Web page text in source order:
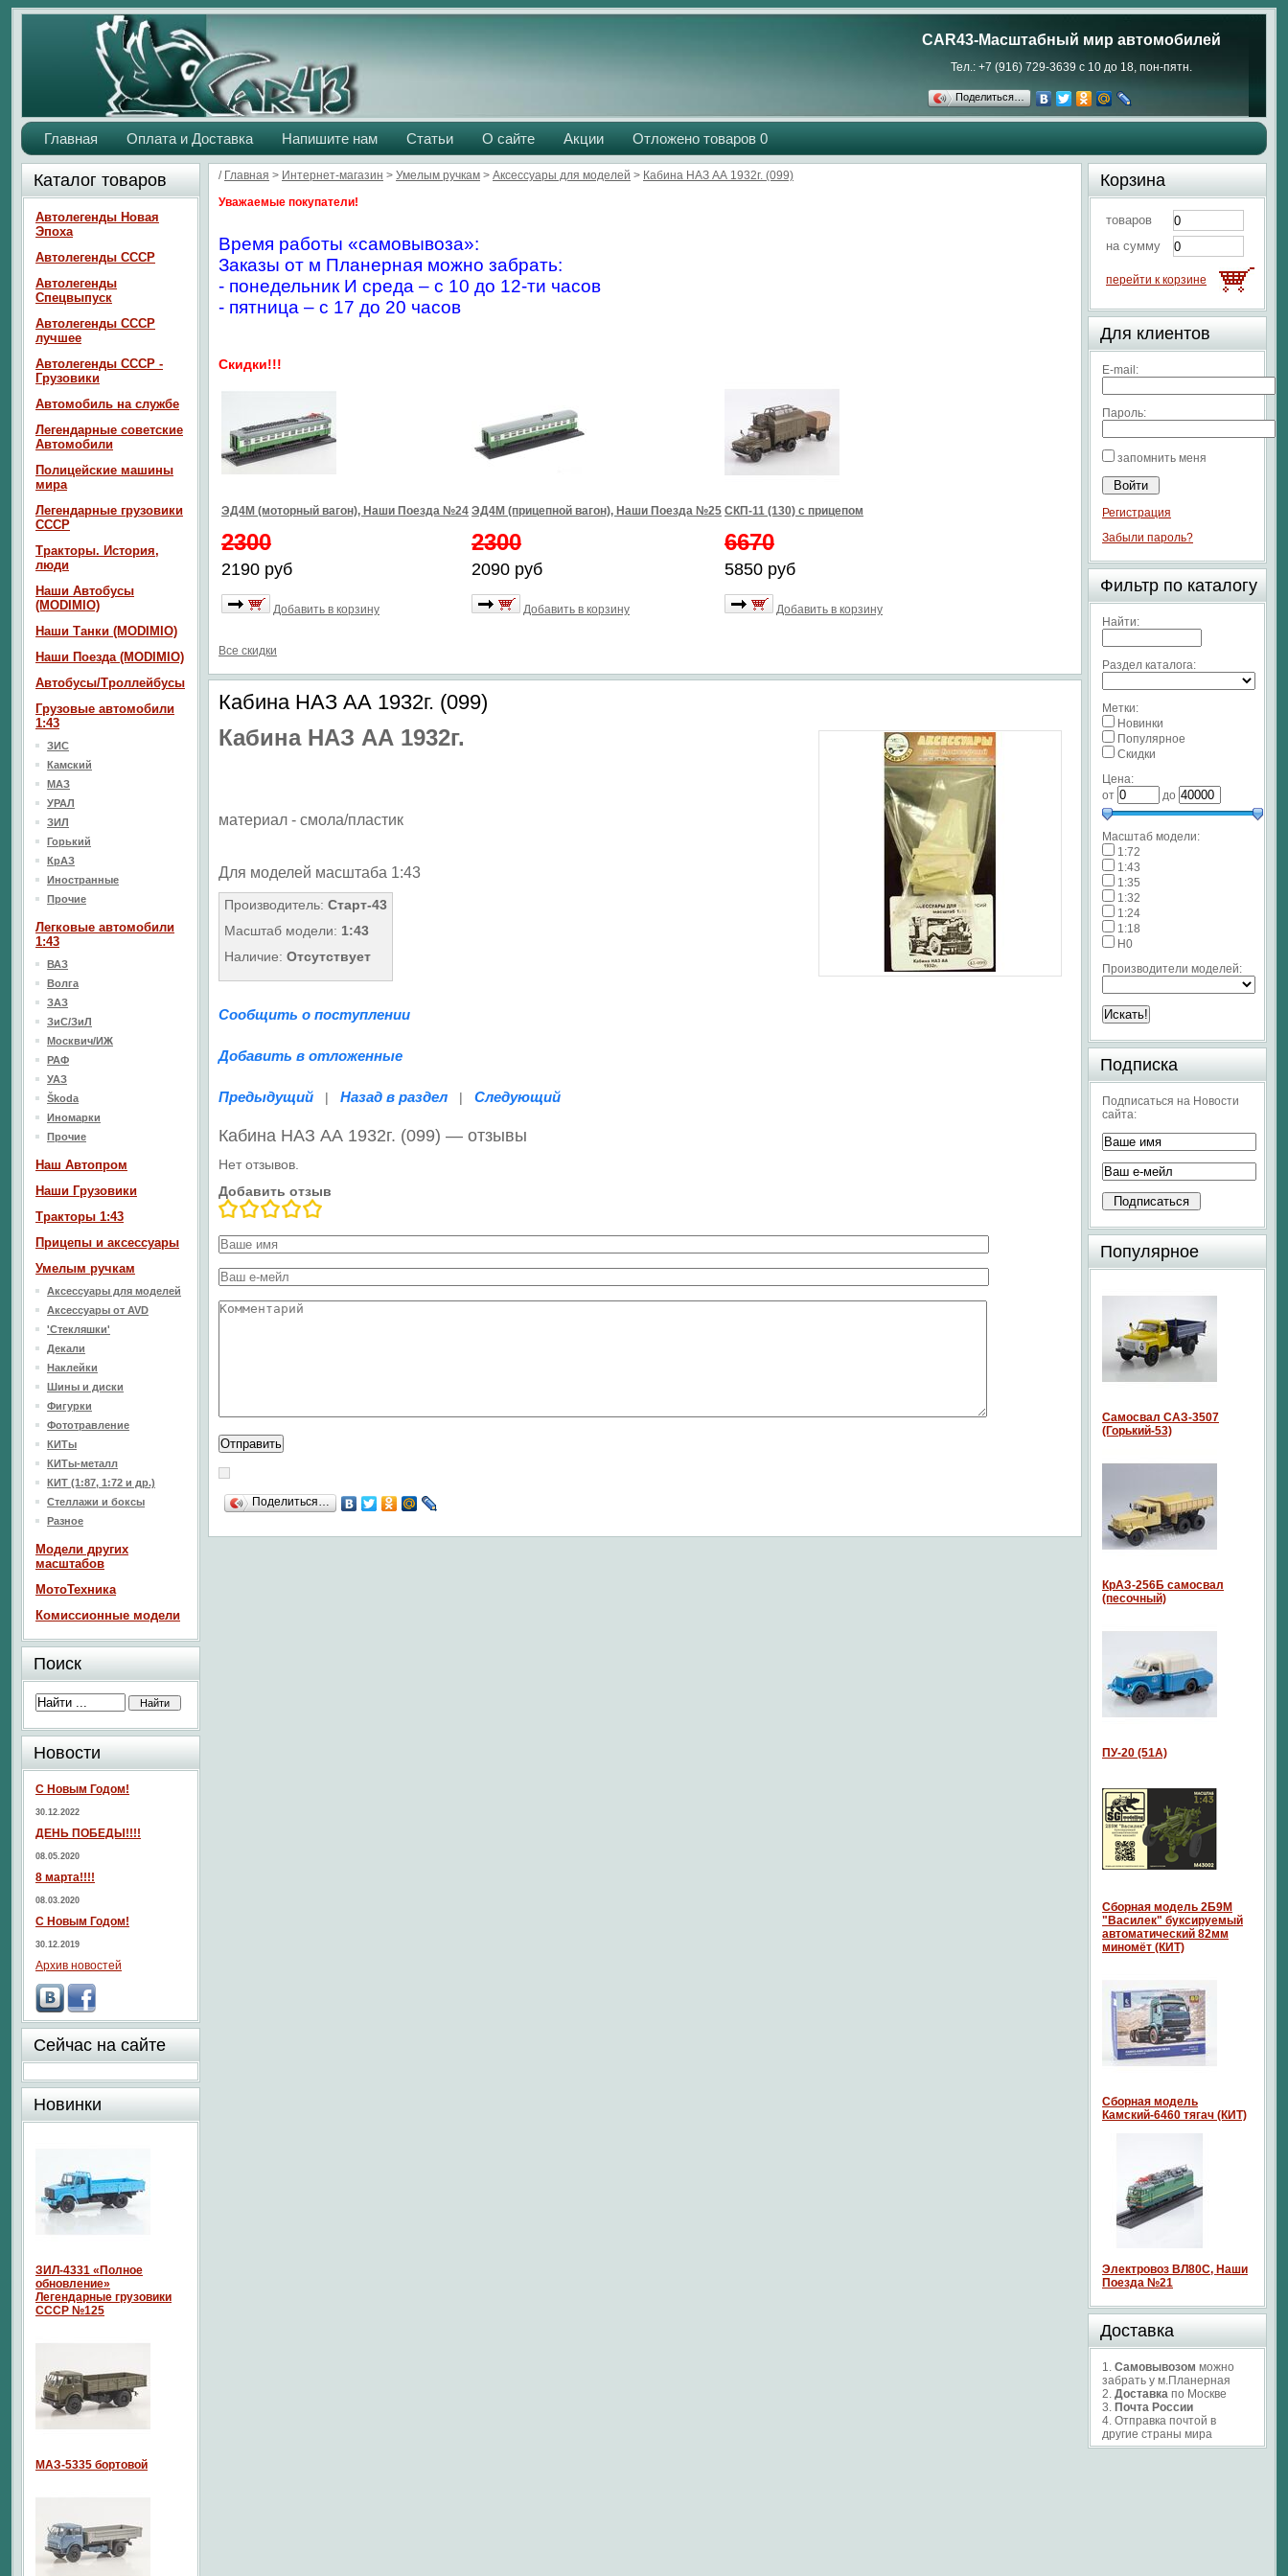
CAR43-Масштабный мир автомобилей
Тел.: +7 (916) 729-3639 с 10 до 18, пон-пятн.
Поделиться…
Главная Оплата и Доставка Напишите нам Статьи О сайте Акции Отложено товаров 0
/ Главная > Интернет-магазин > Умелым ручкам > Аксессуары для моделей > Кабина НАЗ АА 1932г. (099)
Уважаемые покупатели!
Время работы «самовывоза»:
Заказы от м Планерная можно забрать:
- понедельник И среда – с 10 до 12-ти часов
- пятница – с 17 до 20 часов
Скидки!!!
ЭД4М (моторный вагон), Наши Поезда №24
2300
2190 руб
Добавить в корзину
ЭД4М (прицепной вагон), Наши Поезда №25
2300
2090 руб
Добавить в корзину
СКП-11 (130) с прицепом
6670
5850 руб
Добавить в корзину
Все скидки
Кабина НАЗ АА 1932г. (099)
Кабина НАЗ АА 1932г.
материал - смола/пластик
Для моделей масштаба 1:43
Производитель: Старт-43
Масштаб модели: 1:43
Наличие: Отсутствует
Сообщить о поступлении
Добавить в отложенные
Предыдущий | Назад в раздел | Следующий
Кабина НАЗ АА 1932г. (099) — отзывы
Нет отзывов.
Добавить отзыв
Поделиться…
Каталог товаров
Автолегенды Новая
Эпоха
Автолегенды СССР
Автолегенды
Спецвыпуск
Автолегенды СССР
лучшее
Автолегенды СССР -
Грузовики
Автомобиль на службе
Легендарные советские
Автомобили
Полицейские машины
мира
Легендарные грузовики
СССР
Тракторы. История,
люди
Наши Автобусы
(MODIMIO)
Наши Танки (MODIMIO)
Наши Поезда (MODIMIO)
Автобусы/Троллейбусы
Грузовые автомобили
1:43
ЗИС
Камский
МАЗ
УРАЛ
ЗИЛ
Горький
КрАЗ
Иностранные
Прочие
Легковые автомобили
1:43
ВАЗ
Волга
ЗАЗ
ЗиС/ЗиЛ
Москвич/ИЖ
РАФ
УАЗ
Škoda
Иномарки
Прочие
Наш Aвтопром
Наши Грузовики
Тракторы 1:43
Прицепы и аксессуары
Умелым ручкам
Аксессуары для моделей
Аксессуары от AVD
'Стекляшки'
Декали
Наклейки
Шины и диски
Фигурки
Фототравление
КИТы
КИТы-металл
КИТ (1:87, 1:72 и др.)
Стеллажи и боксы
Разное
Модели других
масштабов
МотоТехника
Комиссионные модели
Поиск
Новости
С Новым Годом!
30.12.2022
ДЕНЬ ПОБЕДЫ!!!!
08.05.2020
8 марта!!!!
08.03.2020
С Новым Годом!
30.12.2019
Архив новостей
Сейчас на сайте
Новинки
ЗИЛ-4331 «Полное
обновление»
Легендарные грузовики
СССР №125
МАЗ-5335 бортовой
Корзина
товаров
на сумму
перейти к корзине
Для клиентов
E-mail:
Пароль:
запомнить меня
Регистрация
Забыли пароль?
Фильтр по каталогу
Найти:
Раздел каталога:
Метки:
Новинки
Популярное
Скидки
Цена:
от
до
Масштаб модели:
1:72
1:43
1:35
1:32
1:24
1:18
H0
Производители моделей:
Подписка
Подписаться на Новости
сайта:
Популярное
Самосвал САЗ-3507
(Горький-53)
КрАЗ-256Б самосвал
(песочный)
ПУ-20 (51А)
Сборная модель 2Б9М
"Василек" буксируемый
автоматический 82мм
миномёт (КИТ)
Сборная модель
Камский-6460 тягач (КИТ)
Электровоз ВЛ80С, Наши
Поезда №21
Доставка
1. Самовывозом можно
забрать у м.Планерная
2. Доставка по Москве
3. Почта России
4. Отправка почтой в
другие страны мира